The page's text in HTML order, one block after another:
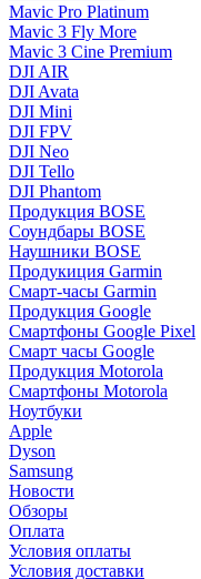
Mavic Pro Platinum
Mavic 3 Fly More
Mavic 3 Cine Premium
DJI AIR
DJI Avata
DJI Mini
DJI FPV
DJI Neo
DJI Tello
DJI Phantom
Продукция BOSE
Соундбары BOSE
Наушники BOSE
Продукиция Garmin
Смарт-часы Garmin
Продукция Google
Смартфоны Google Pixel
Смарт часы Google
Продукция Motorola
Смартфоны Motorola
Ноутбуки
Apple
Dyson
Samsung
Новости
Обзоры
Оплата
Условия оплаты
Условия доставки